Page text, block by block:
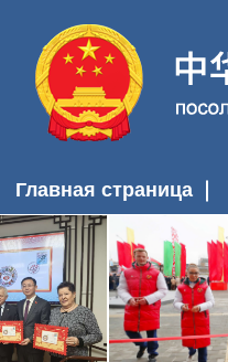
Главная страница